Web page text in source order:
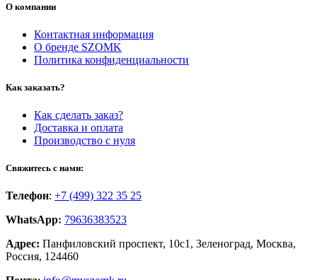
О компании
Контактная информация
О бренде SZOMK
Политика конфиденциальности
Как заказать?
Как сделать заказ?
Доставка и оплата
Производство с нуля
Свяжитесь с нами:
Телефон: +7 (499) 322 35 25
WhatsApp: 79636383523
Адрес: Панфиловский проспект, 10с1, Зеленоград, Москва,
Россия, 124460